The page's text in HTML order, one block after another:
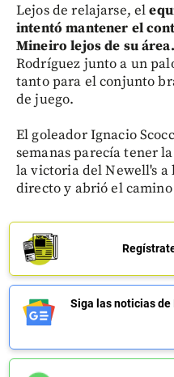
Lejos de relajarse, el
intentó mantener el
Mineiro lejos de su área.
Rodríguez junto a un
tanto para el conjunto
de juego.
El goleador Ignacio
semanas parecía tener
la victoria del Newell's a
directo y abrió el
Siga las noticias de